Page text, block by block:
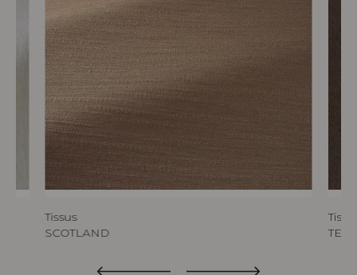
Tissus
SCOTLAND